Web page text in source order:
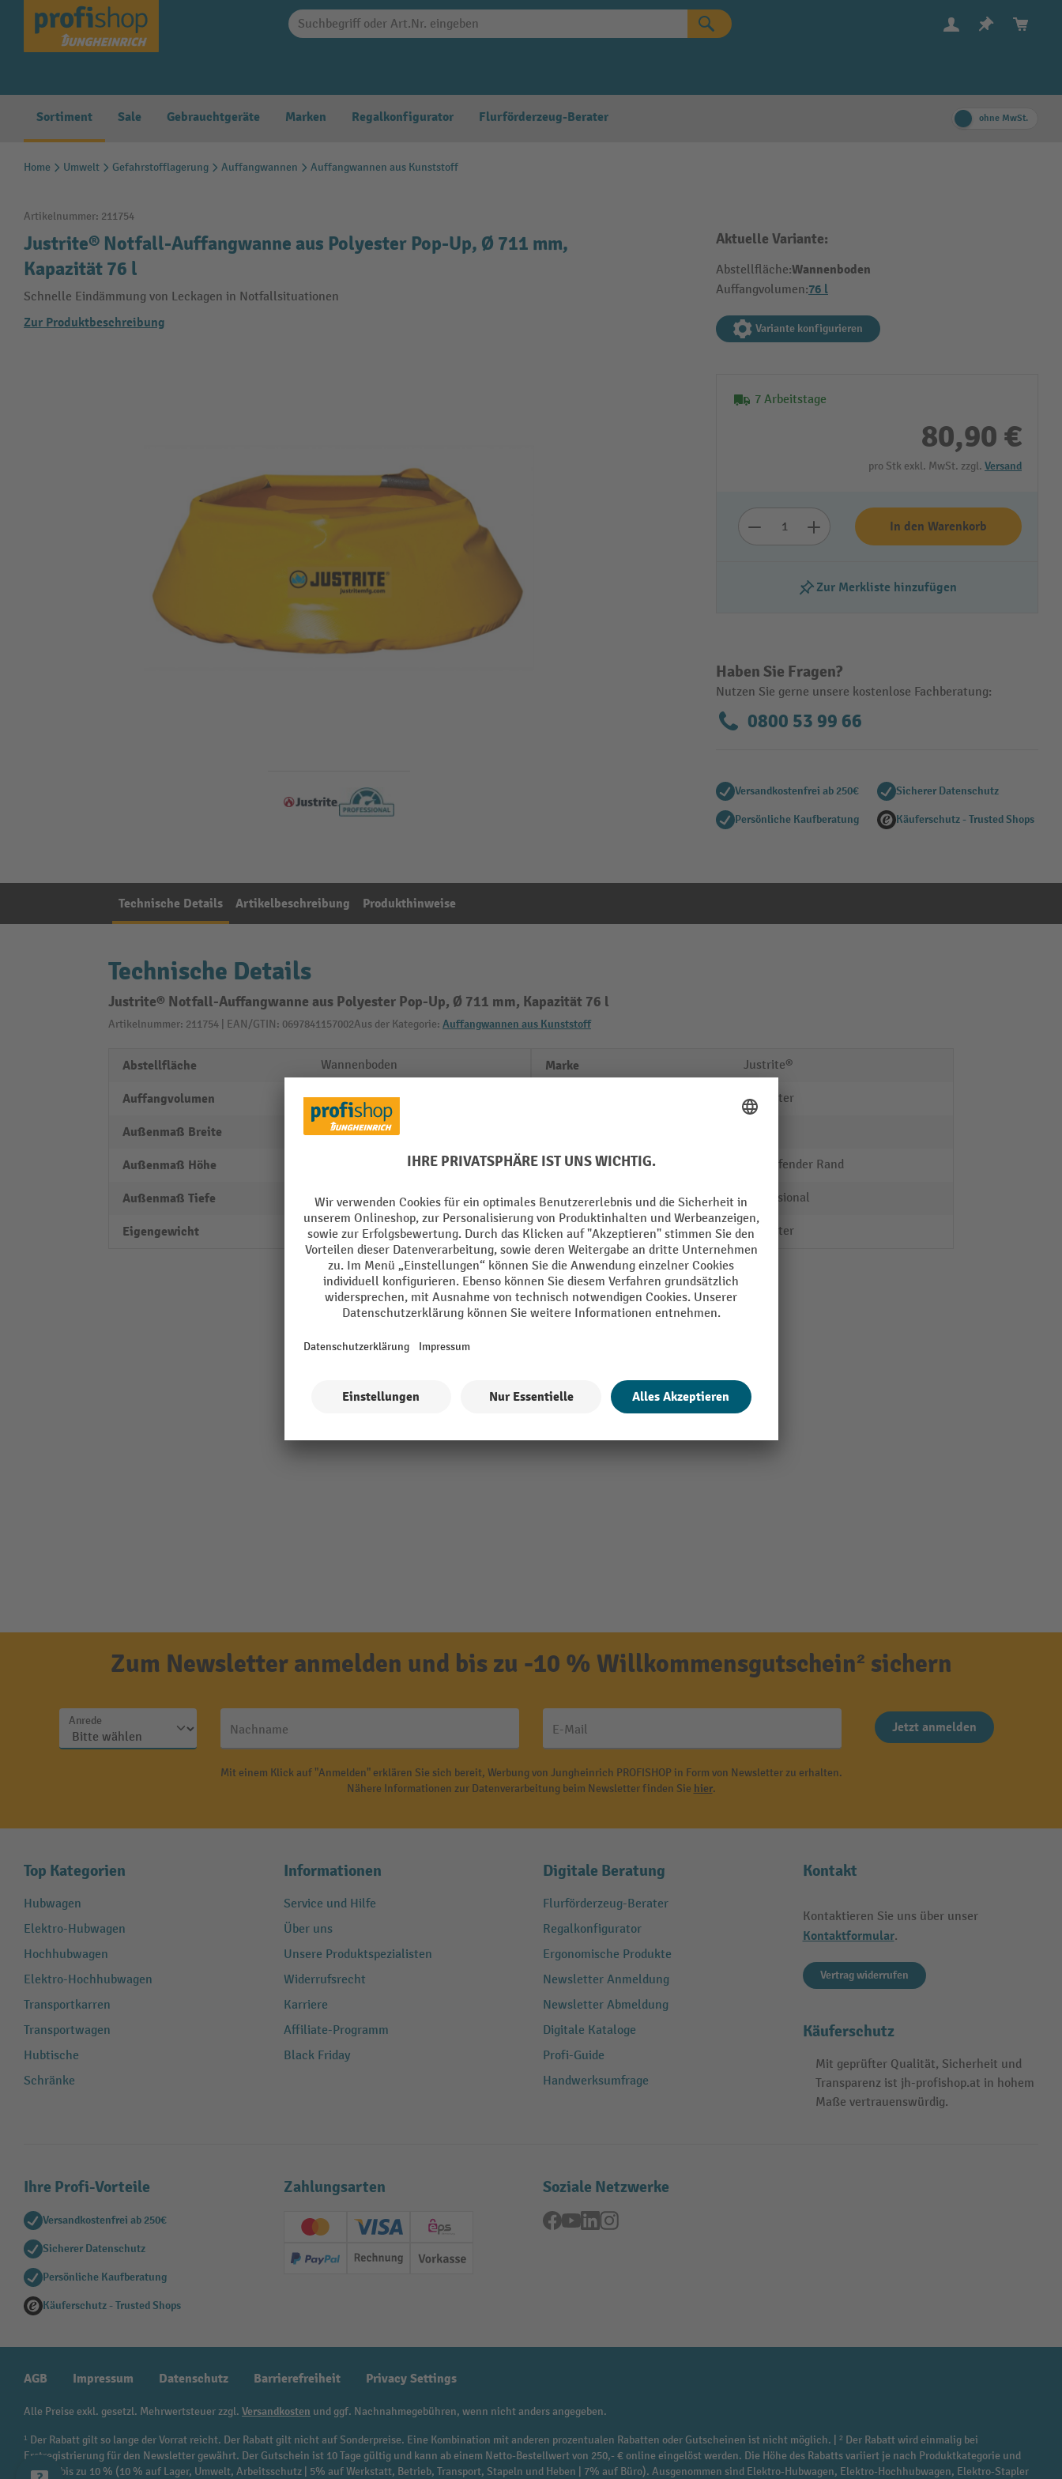
Zur Hauptnavigation springen
Sortiment Sale Gebrauchtgeräte Marken Regalkonfigurator Flurförderzeug-Berater ohne MwSt.
Home Umwelt Gefahrstofflagerung Auffangwannen Auffangwannen aus Kunststoff
Artikelnummer: 211754
Justrite® Notfall-Auffangwanne aus Polyester Pop-Up, Ø 711 mm,
Kapazität 76 l
Schnelle Eindämmung von Leckagen in Notfallsituationen
Zur Produktbeschreibung
Aktuelle Variante:
Abstellfläche:Wannenboden
Auffangvolumen:76 l
Variante konfigurieren
7 Arbeitstage
80,90 €
pro Stk exkl. MwSt. zzgl. Versand
In den Warenkorb
Zur Merkliste hinzufügen
Haben Sie Fragen?
Nutzen Sie gerne unsere kostenlose Fachberatung:
0800 53 99 66
Versandkostenfrei ab 250€ Sicherer Datenschutz
Persönliche Kaufberatung Käuferschutz - Trusted Shops
Technische Details Artikelbeschreibung Produkthinweise
Technische Details
Justrite® Notfall-Auffangwanne aus Polyester Pop-Up, Ø 711 mm, Kapazität 76 l
Artikelnummer: 211754 | EAN/GTIN: 0697841157002Aus der Kategorie: Auffangwannen aus Kunststoff
Abstellfläche Wannenboden
Auffangvolumen 76 l
Außenmaß Breite 790 mm
Außenmaß Höhe
Außenmaß Tiefe 2980 mm
Eigengewicht 1 kg
Marke Justrite®
Polyester
Rand Ausführung umlaufender Rand
Segment Professional
Wände Material Polyester
Alle technische Details anzeigen
Zum Newsletter anmelden und bis zu -10 % Willkommensgutschein² sichern
Anrede
Nachname E-Mail Jetzt anmelden
Mit einem Klick auf "Anmelden" erklären Sie sich bereit, Werbung von Jungheinrich PROFISHOP in Form von Newsletter zu erhalten.
Nähere Informationen zur Datenverarbeitung beim Newsletter finden Sie hier.
Top Kategorien
Hubwagen
Elektro-Hubwagen
Hochhubwagen
Elektro-Hochhubwagen
Transportkarren
Transportwagen
Hubtische
Schränke
Informationen
Service und Hilfe
Über uns
Unsere Produktspezialisten
Widerrufsrecht
Karriere
Affiliate-Programm
Black Friday
Digitale Beratung
Flurförderzeug-Berater
Regalkonfigurator
Ergonomische Produkte
Newsletter Anmeldung
Newsletter Abmeldung
Digitale Kataloge
Profi-Guide
Handwerksumfrage
Kontakt
Kontaktieren Sie uns über unser
Kontaktformular.
Vertrag widerrufen
Käuferschutz
Mit geprüfter Qualität, Sicherheit und
Transparenz ist jh-profishop.at in hohem
Maße vertrauenswürdig.
Ihre Profi-Vorteile
Versandkostenfrei ab 250€
Sicherer Datenschutz
Persönliche Kaufberatung
Käuferschutz - Trusted Shops
Zahlungsarten
Creditcard (Master)Creditcard (Visa)
EPS
PayPal Rechnung Vorkasse
Soziale Netzwerke
Facebook
YouTubeLinkedInInstagram
AGB Impressum Datenschutz Barrierefreiheit Privacy Settings
Alle Preise exkl. gesetzl. Mehrwertsteuer zzgl. Versandkosten und ggf. Nachnahmegebühren, wenn nicht anders angegeben.
¹ Der Rabatt gilt so lange der Vorrat reicht. Der Rabatt gilt nicht auf Sonderpreise. Eine Kombination mit anderen prozentualen Rabatten oder Gutscheinen ist nicht möglich. | ² Der Rabatt wird einmalig bei
Erstregistrierung für den Newsletter gewährt. Der Gutschein ist 10 Tage gültig und kann ab einem Netto-Bestellwert von 250,- € online eingelöst werden. Die Höhe des Rabatts variiert je nach Produktkategorie und
beträgt bis zu 10 % (10 % auf Lager, Umwelt, Arbeitsschutz | 5% auf Werkstatt, Betrieb, Transport, Stapeln und Heben | 7% auf Büro). Ausgenommen sind Elektro-Hubwagen, Elektro-Hochhubwagen, Elektro-Stapler